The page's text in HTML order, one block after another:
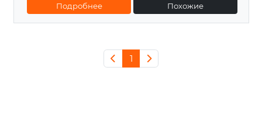
Подробнее Похожие
1